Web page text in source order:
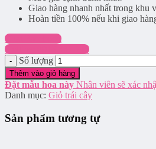
Giao hàng nhanh nhất trong khu
Hoàn tiền 100% nếu khi giao
Chat Facebook
Hotline: 0916.337.745
Số lượng
Thêm vào giỏ hàng
Đặt mẫu hoa này Nhân viên sẽ xác
Danh mục: Giỏ trái cây
Sản phẩm tương tự